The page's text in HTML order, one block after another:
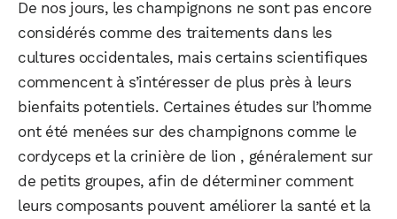
De nos jours, les champignons ne sont pas encore
considérés comme des traitements dans les
cultures occidentales, mais certains scientifiques
commencent à s’intéresser de plus près à leurs
bienfaits potentiels. Certaines études sur l’homme
ont été menées sur des champignons comme le
cordyceps et la crinière de lion , généralement sur
de petits groupes, afin de déterminer comment
leurs composants pouvent améliorer la santé et la